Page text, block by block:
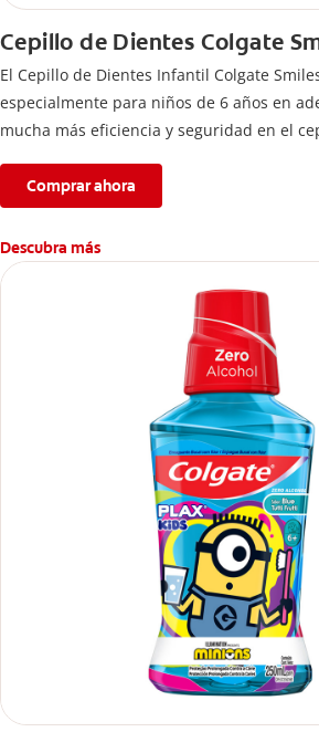
Cepillo de Dientes Colgate
El Cepillo de Dientes Infantil Colgate
especialmente para niños de 6 años en
mucha más eficiencia y seguridad en el
Comprar ahora
Descubra más